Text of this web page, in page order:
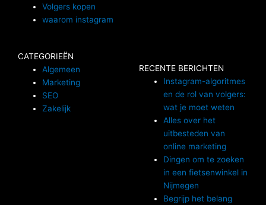
Volgers kopen
waarom instagram
CATEGORIEËN
Algemeen
Marketing
SEO
Zakelijk
RECENTE BERICHTEN
Instagram-algoritmes
en de rol van volgers:
wat je moet weten
Alles over het
uitbesteden van
online marketing
Dingen om te zoeken
in een fietsenwinkel in
Nijmegen
Begrijp het belang